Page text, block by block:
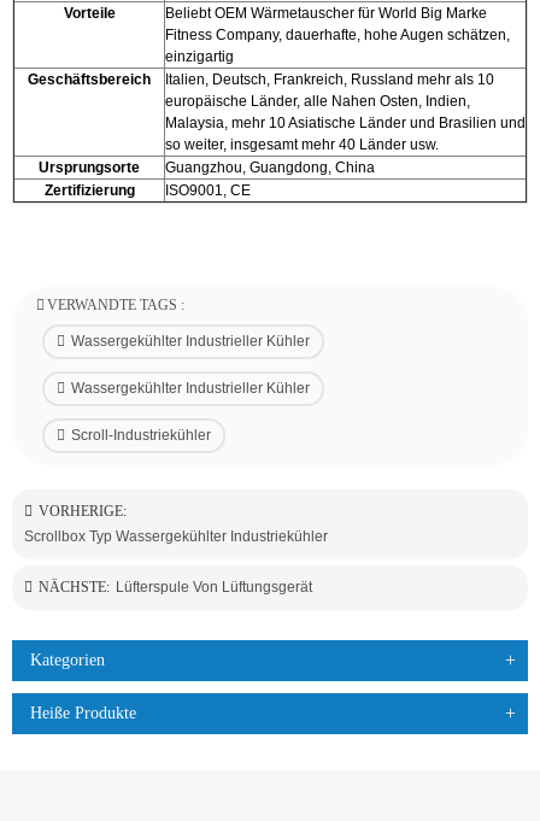
Vorteile
Beliebt OEM Wärmetauscher für World Big Marke
Fitness Company, dauerhafte, hohe Augen schätzen,
einzigartig
Geschäftsbereich
Italien, Deutsch, Frankreich, Russland mehr als 10
europäische Länder, alle Nahen Osten, Indien,
Malaysia, mehr 10 Asiatische Länder und Brasilien und
so weiter, insgesamt mehr 40 Länder usw.
Ursprungsorte
Guangzhou, Guangdong, China
Zertifizierung
ISO9001, CE
VERWANDTE TAGS :
Wassergekühlter Industrieller Kühler
Wassergekühlter Industrieller Kühler
Scroll-Industriekühler
VORHERIGE:
Scrollbox Typ Wassergekühlter Industriekühler
NÄCHSTE: Lüfterspule Von Lüftungsgerät
Kategorien
Heiße Produkte